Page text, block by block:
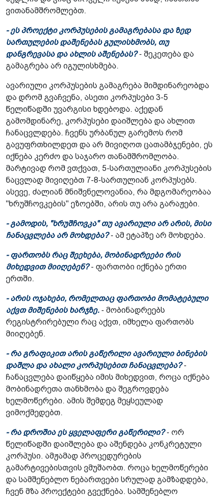
ვითანამშრომლებთ.
- ეს პროექტი კორპუსების გამაგრებასა და ზედ
სართულების დაშენებას გულისხმობს, თუ
დანგრევასა და ახლის აშენებას?- შეკეთება და
გამაგრება არ იგულისხმება.
ავარიული კორპუსების გამაგრება მიმდინარეობდა
და დრომ გვაჩვენა, ასეთი კორპუსები 3-5
წელიწადში უვარგისი ხდებოდა. აქედან
გამომდინარე, კორპუსები დაიშლება და ახლით
ჩანაცვლდება. ჩვენს ურბანულ გარემოს რომ
გავუფრთხილდეთ და არ მივიღოთ ცათამბჯენები, ეს
იქნება კერძო და საჯარო თანამშრომლობა.
მარტივად რომ ვთქვათ, 5-სართულიანი კორპუსების
ნაცვლად მივიღებთ 7-8-სართულიან კორპუსებს.
ასევე, ძალიან მნიშვნელოვანია, რა მდგომარეობაა
"ხრუშჩოვკების" ეზოებში, არის თუ არა გარაჟები.
- გამოდის, "ხრუშჩოვკა" თუ ავარიული არ არის, მისი
ჩანაცვლება არ მოხდება?- ამ ეტაპზე არ მოხდება.
- ფართობს რაც შეეხება, მობინადრეები რის
მიხედვით მიიღებენ?- ფართობი იქნება ერთი
ერთში.
- არის ოჯახები, რომელთაც ფართობი მომატებული
აქვთ მიშენების ხარჯზე. - მობინადრეებს
რეგისტრირებული რაც აქვთ, იმხელა ფართობს
მიიღებენ.
- რა გრაფიკით არის გაწერილი ავარიული ბინების
დაშლა და ახალი კორპუსებით ჩანაცვლება?-
ჩანაცვლება დაიწყება იმის მიხედვით, როცა იქნება
მობინადრეთა თანხმობა და შეგროვდება
ხელმოწერები. ამის შემდეგ მეყსეულად
ვიმოქმედებთ.
- რა დროშია ეს ყველაფერი გაწერილი?- ორ
წელიწადში დაიშლება და აშენდება კონკრეტული
კორპუსი. ამჟამად პროცედურების
გამარტივებისთვის ვმუშაობთ. როცა ხელმოწერები
და სამშენებლო ნებართვები სრულად გამზადდება,
ჩვენ მზა პროექტები გვექნება. სამშენებლო